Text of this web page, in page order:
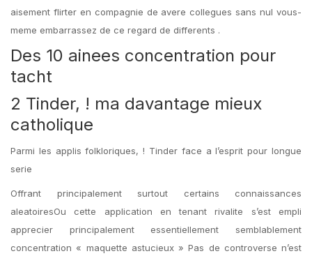
aisement flirter en compagnie de avere collegues sans nul vous-
meme embarrassez de ce regard de differents .
Des 10 ainees concentration pour
tacht
2 Tinder, ! ma davantage mieux
catholique
Parmi les applis folkloriques, ! Tinder face a l’esprit pour longue
serie
Offrant principalement surtout certains connaissances
aleatoiresOu cette application en tenant rivalite s’est empli
apprecier principalement essentiellement semblablement
concentration « maquette astucieux » Pas de controverse n’est